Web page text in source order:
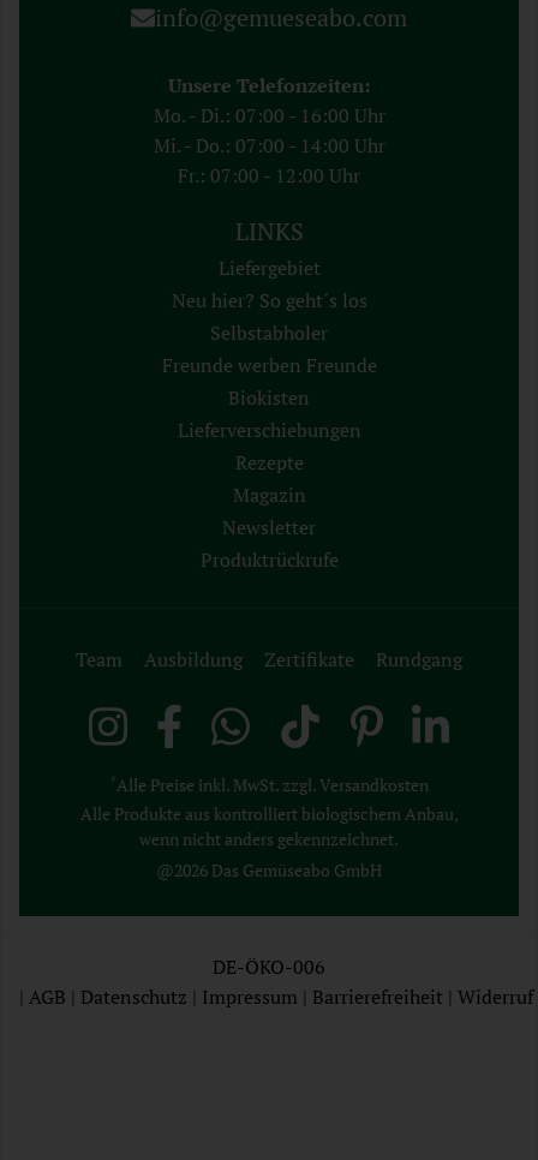
info@gemueseabo.com
Unsere Telefonzeiten:
Mo. - Di.: 07:00 - 16:00 Uhr
Mi. - Do.: 07:00 - 14:00 Uhr
Fr.: 07:00 - 12:00 Uhr
LINKS
Liefergebiet
Neu hier? So geht´s los
Selbstabholer
Freunde werben Freunde
Biokisten
Lieferverschiebungen
Rezepte
Magazin
Newsletter
Produktrückrufe
Team Ausbildung Zertifikate Rundgang
*Alle Preise inkl. MwSt. zzgl. Versandkosten
Alle Produkte aus kontrolliert biologischem Anbau,
wenn nicht anders gekennzeichnet.
@2026 Das Gemüseabo GmbH
DE-ÖKO-006
| AGB | Datenschutz | Impressum | Barrierefreiheit | Widerruf